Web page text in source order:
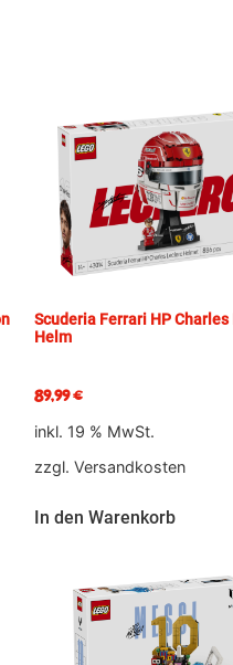
Scuderia Ferrari HP
Helm
89,99€
inkl. 19 % MwSt.
zzgl.Versandkosten
In den Warenkorb